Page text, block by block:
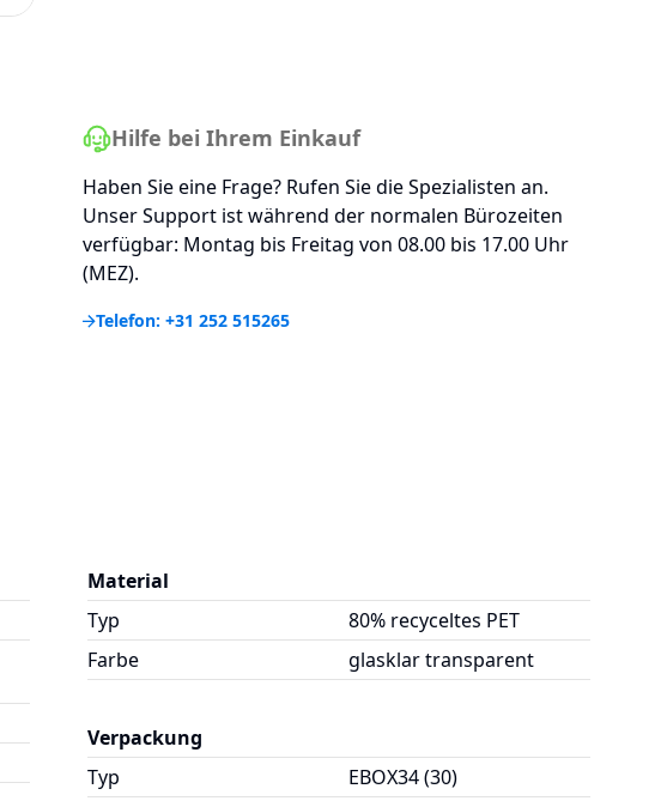
Hilfe bei Ihrem Einkauf
Haben Sie eine Frage? Rufen Sie die Spezialisten an.
Unser Support ist während der normalen Bürozeiten
verfügbar: Montag bis Freitag von 08.00 bis 17.00 Uhr
(MEZ).
Telefon: +31 252 515265
Material
Typ
80% recyceltes PET
Farbe
glasklar transparent
Verpackung
Typ
EBOX34 (30)